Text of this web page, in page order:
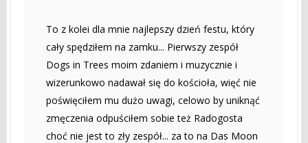
To z kolei dla mnie najlepszy dzień festu, który
cały spędziłem na zamku... Pierwszy zespół
Dogs in Trees moim zdaniem i muzycznie i
wizerunkowo nadawał się do kościoła, więć nie
poświęciłem mu dużo uwagi, celowo by uniknąć
zmęczenia odpuściłem sobie też Radogosta
choć nie jest to zły zespół... za to na Das Moon